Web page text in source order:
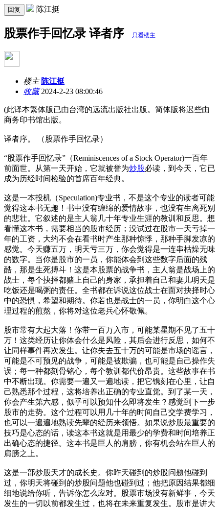
回复 陈江挺
股票作手回忆录 译者序 只看楼主
楼主 陈江挺
收藏2024-2-23 08:00:46
(此译本繁体版已由台湾的远流出版社出版。简体版将迟些由
商务印书馆出版。
译者序。 （股票作手回忆录）
“股票作手回忆录”（Reminiscences of a Stock Operator)一百年
前面世。从第一天开始，它就被誉为炒股必读，到今天，它已
成为历经时间检验的首席百年经典。
这是一本投机（Speculation)专业书，不是这个专业的读者可能
觉得这本书无趣！书中没有缠绵的爱情故事，也没有生离死别
的悲壮。它叙述的是主人翁几十年专业生涯的教训和反思。想
看懂这本书，需要相当的股市经历；没试过在股市一天亏掉一
年的工资，大约不会在看书时产生那种惊悸，那种手脚发凉的
感觉。今天赚五万，明天亏三万，你会觉得是一连串枯燥无味
的数字。当你是股市的一员，你能体会到这些数字后面的残
酷，那是生死搏斗！这是本股票的战争书，主人翁是战场上的
战士，每个抉择都赌上自己的身家，承担着自己和妻儿明天是
吃饭还是喝粥的责任。全书都在诉说这位战士在面对抉择时心
中的恐惧，希望和期待。你若也是战士的一员，你明白这个心
理过程的煎熬，你将对这位老兵心怀敬佩。
股市常有大起大落！你带一百万入市，可能某星期不见了五十
万！这类经历让你体会什么是风险，其后会进行反思，如何不
让同样事件再次发生。让你失去五十万的可能是市场的谣言，
可能是不可预见的战争，可能是被欺骗，也可能是自己操作失
误；每一种都刻骨铭心，每个教训都代价昂贵。这些故事在书
中不断出现。你需要一遍又一遍地读，把它镌刻在心里，让自
己熟悉那个过程，这将培养出正确的专业直觉。到了某一天，
你会产生第六感，似乎可以预知什么即将发生？感觉到下一步
股市的走势。这个过程可以用几十年的时间自己交学费学习，
也可以一遍遍地熟读先辈的经历来领悟。如果说炒股最重要的
技巧是心态的话，读这本书这就是用最少的学费和时间培养正
出确心态的捷径。这本书是巨人的肩膀，你有机会站在巨人的
肩膀之上。
这是一部炒股天才的成长史。你昨天碰到的炒股问题他碰到
过，你明天将碰到的炒股问题他也碰到过；他把原因结果都细
细地说给你听，告诉你怎么应对。股票市场没有新鲜事，今天
发生的一切以前都发生过，也将在未来重复发生。股市是讲大